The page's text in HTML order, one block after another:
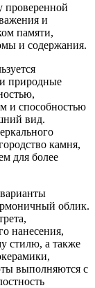
и
памяти,
и содержания.
природные
и способностью
вид.
камня,
для более
облик.
нанесения,
стилю, а также
выполняются с